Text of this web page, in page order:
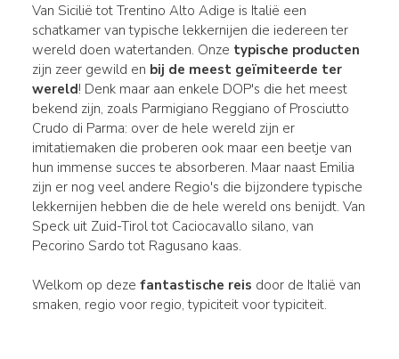
Van Sicilië tot Trentino Alto Adige is Italië een
schatkamer van typische lekkernijen die iedereen ter
wereld doen watertanden. Onze typische producten
zijn zeer gewild en bij de meest geïmiteerde ter
wereld! Denk maar aan enkele DOP's die het meest
bekend zijn, zoals Parmigiano Reggiano of Prosciutto
Crudo di Parma: over de hele wereld zijn er
imitatiemaken die proberen ook maar een beetje van
hun immense succes te absorberen. Maar naast Emilia
zijn er nog veel andere Regio's die bijzondere typische
lekkernijen hebben die de hele wereld ons benijdt. Van
Speck uit Zuid-Tirol tot Caciocavallo silano, van
Pecorino Sardo tot Ragusano kaas.
Welkom op deze fantastische reis door de Italië van
smaken, regio voor regio, typiciteit voor typiciteit.